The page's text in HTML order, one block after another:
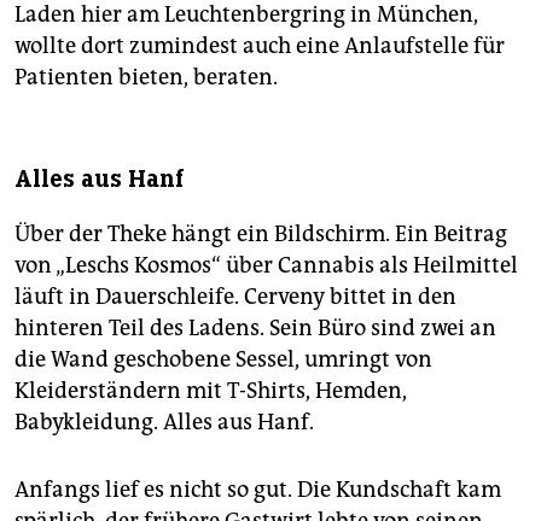
Laden hier am Leuchtenbergring in München,
wollte dort zumindest auch eine Anlaufstelle für
Patienten bieten, beraten.
Alles aus Hanf
Über der Theke hängt ein Bildschirm. Ein Beitrag
von „Leschs Kosmos“ über Cannabis als Heilmittel
läuft in Dauerschleife. Cerveny bittet in den
hinteren Teil des Ladens. Sein Büro sind zwei an
die Wand geschobene Sessel, umringt von
Kleiderständern mit T-Shirts, Hemden,
Babykleidung. Alles aus Hanf.
Anfangs lief es nicht so gut. Die Kundschaft kam